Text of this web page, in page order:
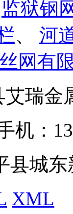
监狱钢
、 河
瑞金
机：
县城
XML